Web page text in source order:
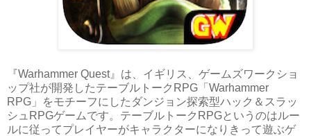
『Warhammer Quest』は、イギリス、ゲームズワークショ
ップ社が開発したテーブルトークRPG「Warhammer
RPG」をモチーフにしたダンジョン探索型ハック＆スラッ
シュRPGゲームです。テーブルトークRPGというのはルー
ルに従ってプレイヤーがキャラクターになりきって遊ぶゲ